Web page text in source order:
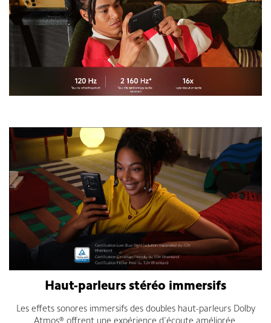
Haut-parleurs stéréo immersifs
Les effets sonores immersifs des doubles haut-parleurs Dolby